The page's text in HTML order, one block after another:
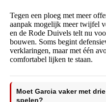
Tegen een ploeg met meer
aanpak mogelijk meer twijfel
en de Rode Duivels telt nu
bouwen. Soms begint
verklaringen, maar met één
comfortabel lijken te staan.
Moet Garcia vaker met
spelen?